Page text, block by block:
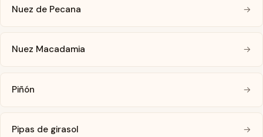
Nuez de Pecana →
Nuez Macadamia →
Piñón →
Pipas de girasol →